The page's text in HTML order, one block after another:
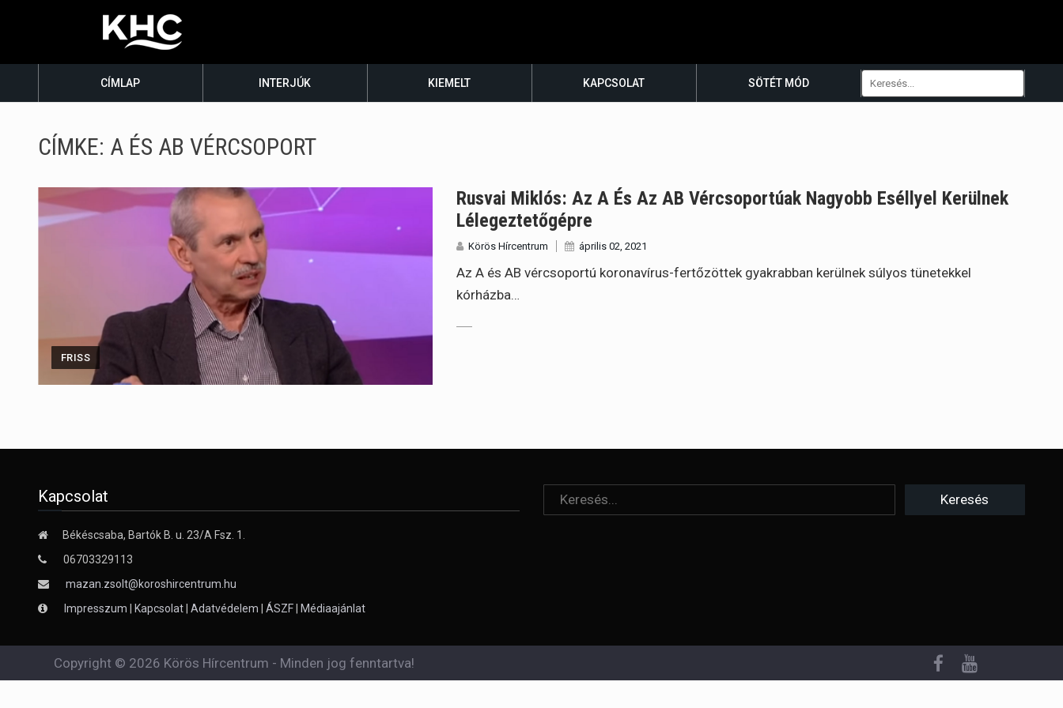
CÍMLAP INTERJÚK KIEMELT KAPCSOLAT SÖTÉT MÓD
CÍMKE: A ÉS AB VÉRCSOPORT
FRISS
Rusvai Miklós: Az A És Az AB Vércsoportúak Nagyobb Eséllyel Kerülnek
Lélegeztetőgépre
Körös Hírcentrum április 02, 2021
Az A és AB vércsoportú koronavírus-fertőzöttek gyakrabban kerülnek súlyos tünetekkel
kórházba…
Kapcsolat
Békéscsaba, Bartók B. u. 23/A Fsz. 1.
06703329113
mazan.zsolt@koroshircentrum.hu
Impresszum | Kapcsolat| Adatvédelem | ÁSZF| Médiaajánlat
Copyright © 2026 Körös Hírcentrum - Minden jog fenntartva!